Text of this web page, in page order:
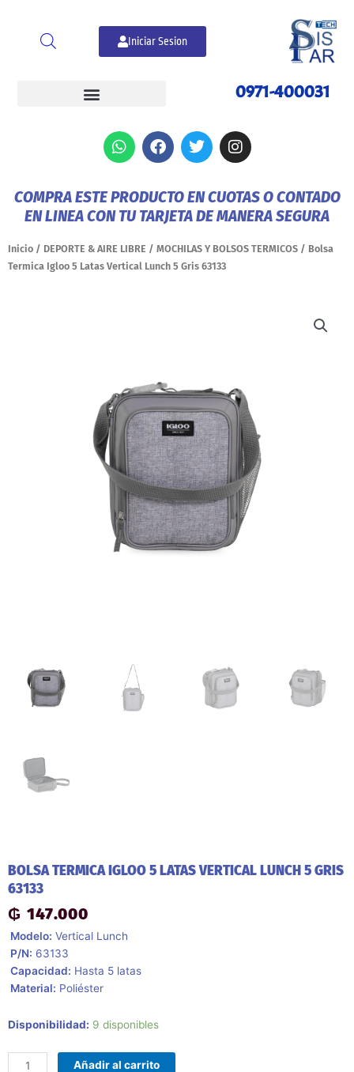
contenido
Iniciar Sesion
0971-400031
W
h
s
a
p
F
a
b
o
k
T
w
t
e
I
n
a
g
a
COMPRA ESTE PRODUCTO EN CUOTAS O CONTADO
EN LINEA CON TU TARJETA DE MANERA SEGURA
Inicio / DEPORTE & AIRE LIBRE / MOCHILAS Y BOLSOS TERMICOS / Bolsa
Termica Igloo 5 Latas Vertical Lunch 5 Gris 63133
BOLSA TERMICA IGLOO 5 LATAS VERTICAL LUNCH 5 GRIS
63133
₲ 147.000
 Modelo: Vertical Lunch
 P/N: 63133
 Capacidad: Hasta 5 latas
 Material: Poliéster
Disponibilidad: 9 disponibles
Bolsa
Añadir al carrito